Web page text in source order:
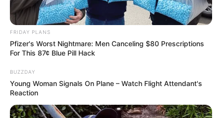
FRIDAY PLANS
Pfizer's Worst Nightmare: Men Canceling $80 Prescriptions
For This 87¢ Blue Pill Hack
BUZZDAY
Young Woman Signals On Plane – Watch Flight Attendant's
Reaction